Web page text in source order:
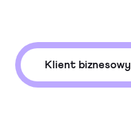
Klient biznesowy